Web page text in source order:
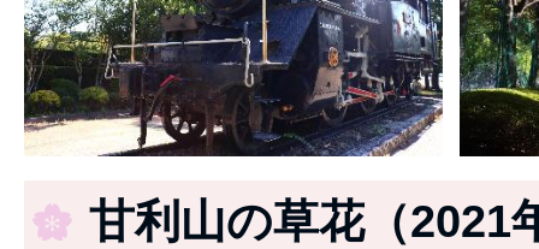
甘利山の草花（2021